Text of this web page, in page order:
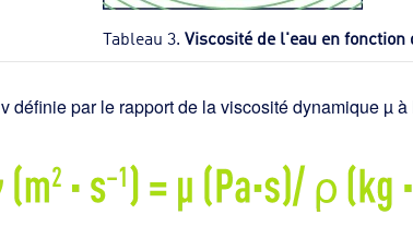
Tableau 3. Viscosité de l'eau en fonction
v définie par le rapport de la viscosité dynamique µ